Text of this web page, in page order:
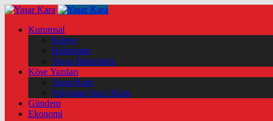
Kurumsal
Künye
Hakkımda
Yayın İlkelerimiz
Köşe Yazıları
Yaşar Kara
Polyanna Succi Kara
Gündem
Ekonomi